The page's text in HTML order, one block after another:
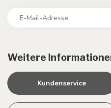
Weitere
Kundenservice